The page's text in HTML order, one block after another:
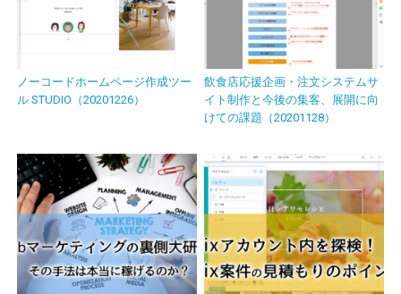
ノーコードホームページ作成ツー
ル STUDIO（20201226）
飲食店応援企画・注文システムサ
イト制作と今後の集客、展開に向
けての課題（20201128）